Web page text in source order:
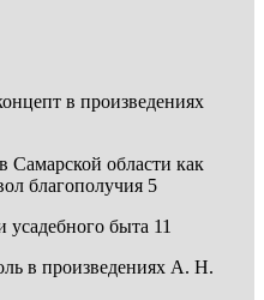
в произведениях
Самарской области как
благополучия 5
усадебного быта 11
в произведениях А. Н.